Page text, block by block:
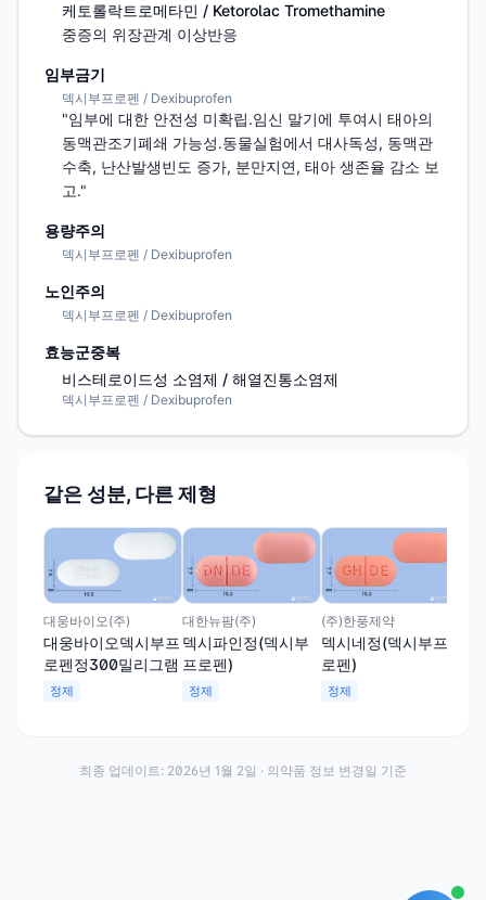
케토롤락트로메타민 / Ketorolac Tromethamine
중증의 위장관계 이상반응
임부금기
덱시부프로펜 / Dexibuprofen
"임부에 대한 안전성 미확립.임신 말기에 투여시 태아의
동맥관조기폐쇄 가능성.동물실험에서 대사독성, 동맥관
수축, 난산발생빈도 증가, 분만지연, 태아 생존율 감소 보
고."
용량주의
덱시부프로펜 / Dexibuprofen
노인주의
덱시부프로펜 / Dexibuprofen
효능군중복
비스테로이드성 소염제 / 해열진통소염제
덱시부프로펜 / Dexibuprofen
같은 성분, 다른 제형
대웅바이오(주)
대웅바이오덱시부프
로펜정300밀리그램
정제
대한뉴팜(주)
덱시파인정(덱시부
프로펜)
정제
(주)한풍제약
덱시네정(덱시부프
로펜)
정제
최종 업데이트: 2026년 1월 2일 · 의약품 정보 변경일 기준